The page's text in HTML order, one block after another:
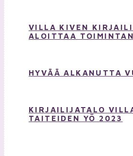
VILLA KIVEN
ALOITTAA
HYVÄÄ ALKANUTTA
KIRJAILIJATALO
TAITEIDEN YÖ 2023